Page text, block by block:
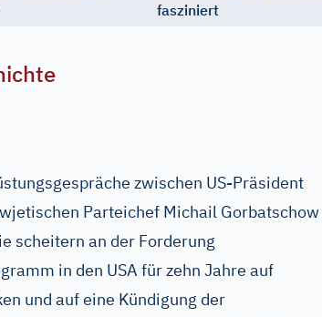
fasziniert
zwischen US-Präsident
Parteichef Michail Gorbatschow
scheitern an der Forderung
in den USA für zehn Jahre auf
und auf eine Kündigung der